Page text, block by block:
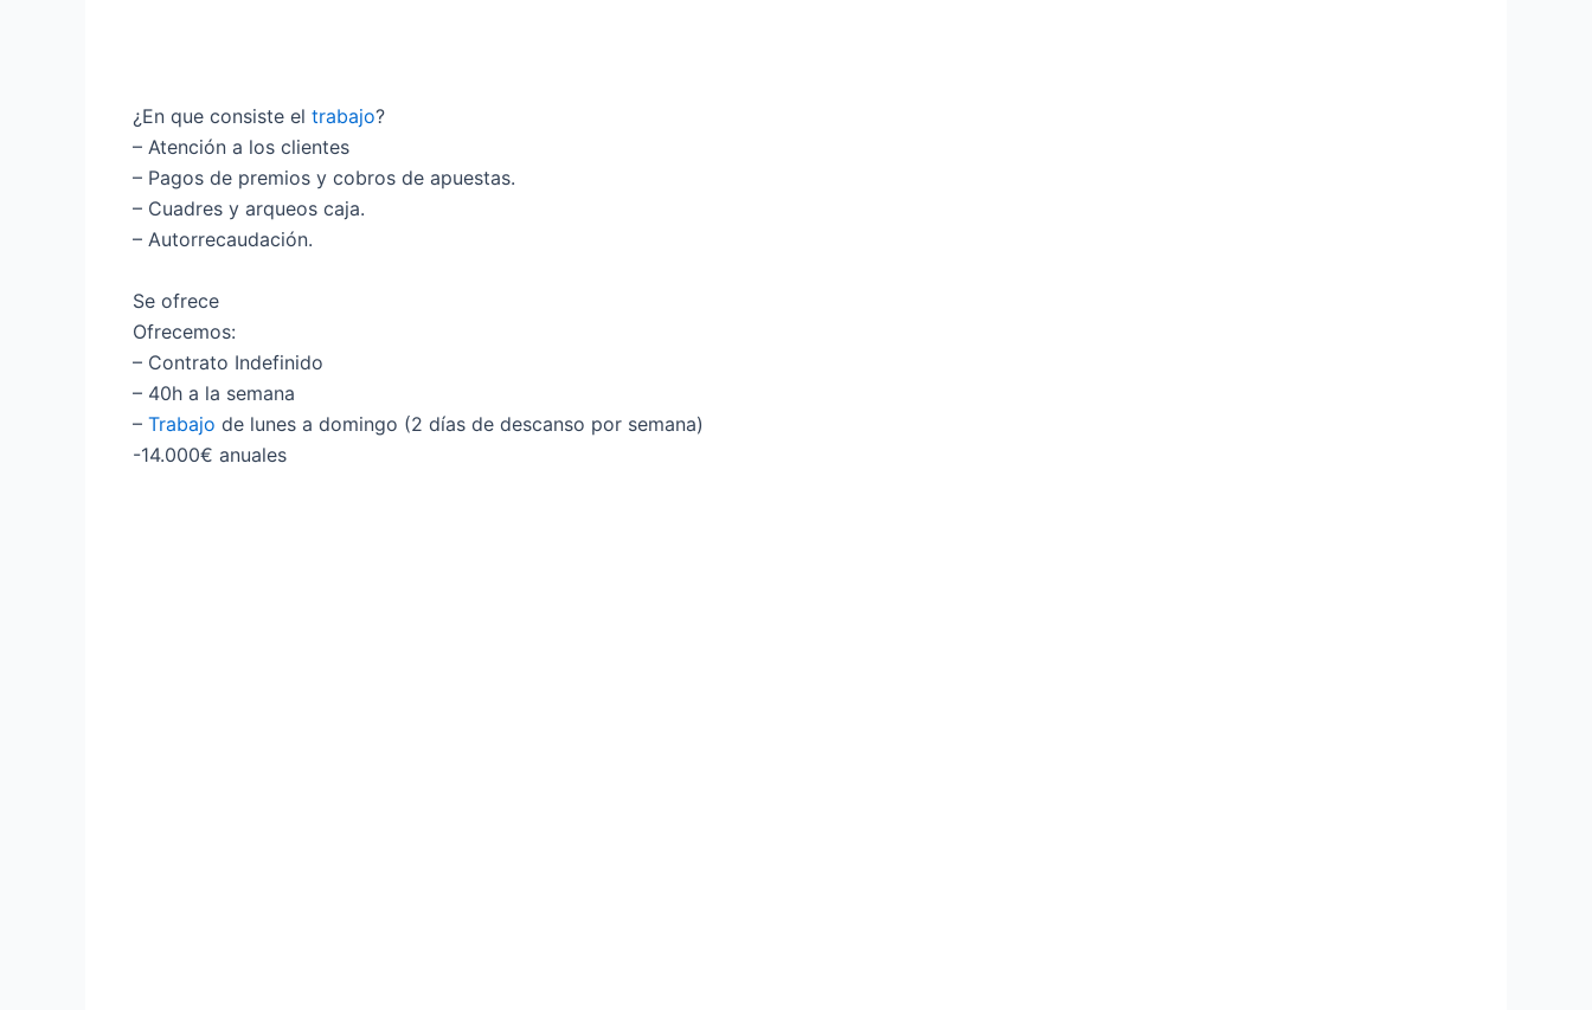
¿En que consiste el trabajo?
– Atención a los clientes
– Pagos de premios y cobros de apuestas.
– Cuadres y arqueos caja.
– Autorrecaudación.
Se ofrece
Ofrecemos:
– Contrato Indefinido
– 40h a la semana
– Trabajo de lunes a domingo (2 días de descanso por semana)
-14.000€ anuales